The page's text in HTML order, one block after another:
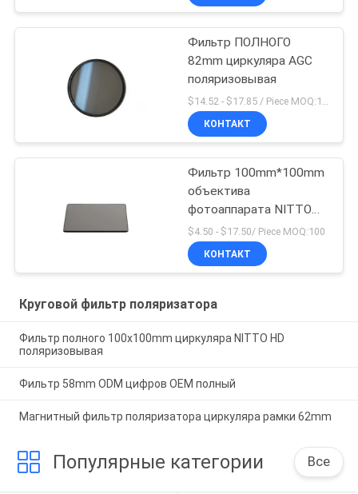
Фильтр ПОЛНОГО
82mm циркуляра AGC
поляризовывая
КОНТАКТ
Фильтр 100mm*100mm
объектива
фотоаппарата NITTO
полный
поляризовыванный
$4.50 - $17.50/ Piece MOQ:100
КОНТАКТ
Круговой фильтр поляризатора
Фильтр полного 100x100mm циркуляра NITTO HD
поляризовывая
Фильтр 58mm ODM цифров OEM полный
Магнитный фильтр поляризатора циркуляра рамки 62mm
Популярные категории Все